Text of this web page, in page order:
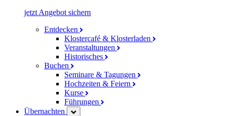
jetzt Angebot sichern
Entdecken
Klostercafé & Klosterladen
Veranstaltungen
Historisches
Buchen
Seminare & Tagungen
Hochzeiten & Feiern
Kurse
Führungen
Übernachten